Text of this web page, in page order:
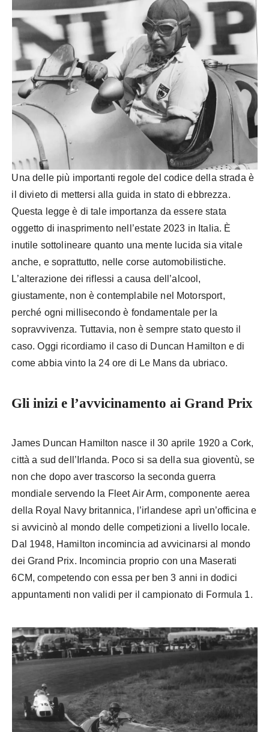
Una delle più importanti regole del codice della strada è
il divieto di mettersi alla guida in stato di ebbrezza.
Questa legge è di tale importanza da essere stata
oggetto di inasprimento nell’estate 2023 in Italia. È
inutile sottolineare quanto una mente lucida sia vitale
anche, e soprattutto, nelle corse automobilistiche.
L’alterazione dei riflessi a causa dell’alcool,
giustamente, non è contemplabile nel Motorsport,
perché ogni millisecondo è fondamentale per la
sopravvivenza. Tuttavia, non è sempre stato questo il
caso. Oggi ricordiamo il caso di Duncan Hamilton e di
come abbia vinto la 24 ore di Le Mans da ubriaco.
Gli inizi e l’avvicinamento ai Grand Prix
James Duncan Hamilton nasce il 30 aprile 1920 a Cork,
città a sud dell’Irlanda. Poco si sa della sua gioventù, se
non che dopo aver trascorso la seconda guerra
mondiale servendo la Fleet Air Arm, componente aerea
della Royal Navy britannica, l’irlandese aprì un’officina e
si avvicinò al mondo delle competizioni a livello locale.
Dal 1948, Hamilton incomincia ad avvicinarsi al mondo
dei Grand Prix. Incomincia proprio con una Maserati
6CM, competendo con essa per ben 3 anni in dodici
appuntamenti non validi per il campionato di Formula 1.